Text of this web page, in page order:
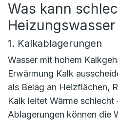
Was kann
1. Kalkablagerungen
Wasser mit hohem
Erwärmung Kalk
als Belag an Heizflächen,
Kalk leitet Wärme schlecht
Ablagerungen können die